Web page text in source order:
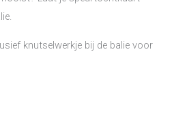
knutselwerkje bij de balie voor